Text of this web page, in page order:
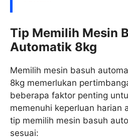
Tip Memilih Mesin
Automatik 8kg
Memilih mesin basuh
8kg memerlukan
beberapa faktor penting
memenuhi keperluan harian
tip memilih mesin basuh
sesuai: